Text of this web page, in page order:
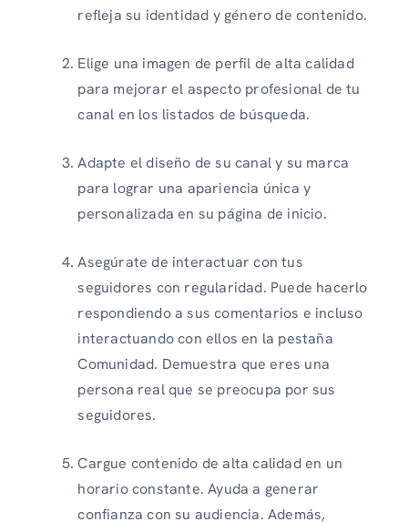
refleja su identidad y género de contenido.
Elige una imagen de perfil de alta calidad
para mejorar el aspecto profesional de tu
canal en los listados de búsqueda.
Adapte el diseño de su canal y su marca
para lograr una apariencia única y
personalizada en su página de inicio.
Asegúrate de interactuar con tus
seguidores con regularidad. Puede hacerlo
respondiendo a sus comentarios e incluso
interactuando con ellos en la pestaña
Comunidad. Demuestra que eres una
persona real que se preocupa por sus
seguidores.
Cargue contenido de alta calidad en un
horario constante. Ayuda a generar
confianza con su audiencia. Además,